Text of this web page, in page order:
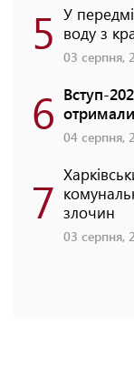
5 У
воду з
03 серпня,
6 Вступ-
отримали
04 серпня,
7 злочин
03 серпня,